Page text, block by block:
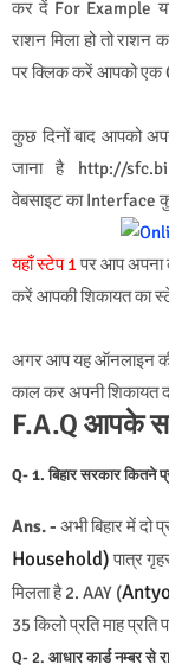
कर दें For Example
राशन मिला हो तो
पर क्लिक करें आपको एक
कुछ दिनों बाद आपको
जाना है http://
वेबसाइट का Interface
यहाँ स्टेप 1पर आप अपना
करें आपकी शिकायत का
अगर आप यह ऑनलाइन की
काल कर अपनी शिकायत
F.A.Q आपके
Q- 1. बिहार सरकार कितने
Ans. - अभी बिहार में दो
Household)पात्र
मिलता है 2. AAY (
35 किलो प्रति माह प्रति
Q- 2. आधार कार्ड नम्बर से